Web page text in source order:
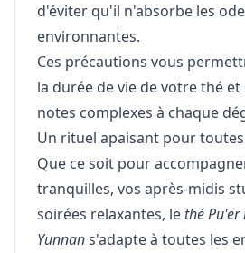
d'éviter qu'il n'absorbe les
environnantes.
Ces précautions vous
la durée de vie de votre thé
notes complexes à chaque
Un rituel apaisant pour
Que ce soit pour
tranquilles, vos après-midis
soirées relaxantes, le thé
Yunnans'adapte à toutes les